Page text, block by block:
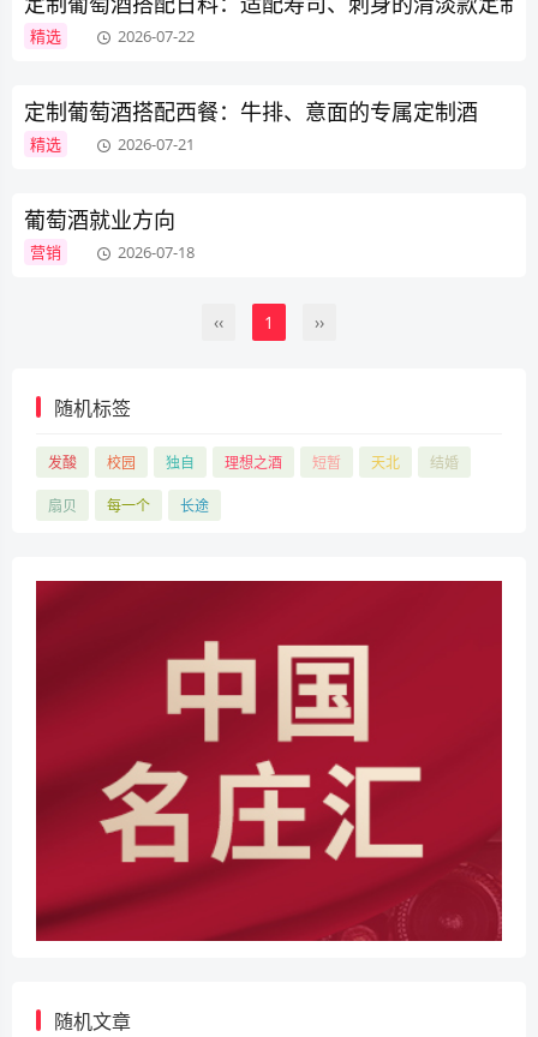
精选 2026-07-22
定制葡萄酒搭配西餐：牛排、意面的专属定制酒
精选 2026-07-21
葡萄酒就业方向
营销 2026-07-18
‹‹ 1 ››
随机标签
发酸 校园 独自 理想之酒 短暂 天北 结婚
扇贝 每一个 长途
随机文章